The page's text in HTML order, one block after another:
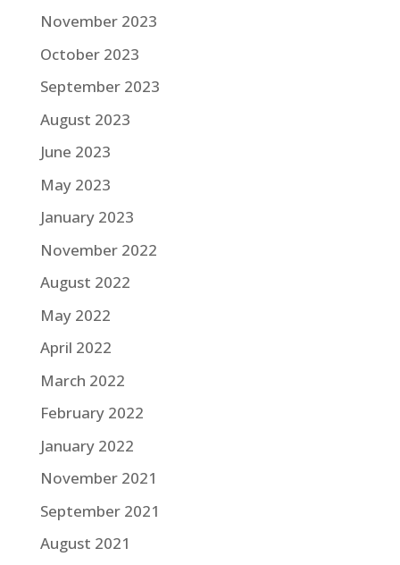
November 2023
October 2023
September 2023
August 2023
June 2023
May 2023
January 2023
November 2022
August 2022
May 2022
April 2022
March 2022
February 2022
January 2022
November 2021
September 2021
August 2021